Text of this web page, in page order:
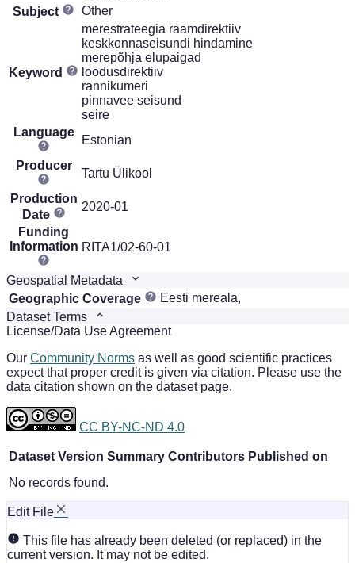
Subject
Other
Keyword
merestrateegia raamdirektiiv
keskkonnaseisundi hindamine
merepõhja elupaigad
loodusdirektiiv
rannikumeri
pinnavee seisund
seire
Language
Estonian
Producer
Tartu Ülikool
Production
Date
2020-01
Funding
Information RITA1/02-60-01
Geospatial Metadata
Geographic Coverage
Eesti mereala,
Dataset Terms
License/Data Use Agreement
Our Community Norms as well as good scientific practices
expect that proper credit is given via citation. Please use the
data citation shown on the dataset page.
CC BY-NC-ND 4.0
Dataset Version Summary Contributors Published on
No records found.
Edit File
This file has already been deleted (or replaced) in the
current version. It may not be edited.